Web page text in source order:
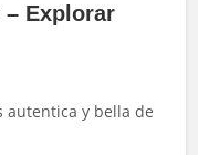
– Explorar
autentica y bella de